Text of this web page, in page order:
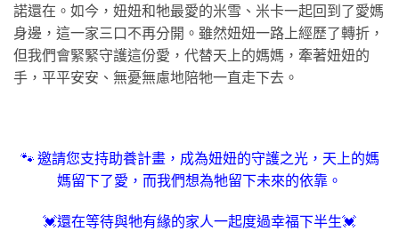
諾還在。如今，妞妞和牠最愛的米雪、米卡一起回到了愛媽
身邊，這一家三口不再分開。雖然妞妞一路上經歷了轉折，
但我們會緊緊守護這份愛，代替天上的媽媽，牽著妞妞的
手，平平安安、無憂無慮地陪牠一直走下去。
🐾 邀請您支持助養計畫， 成為妞妞的守護之光，天上的媽
媽留下了愛，而我們想為牠留下未來的依靠。
💓還在等待與牠有緣的家人一起度過幸福下半生💓